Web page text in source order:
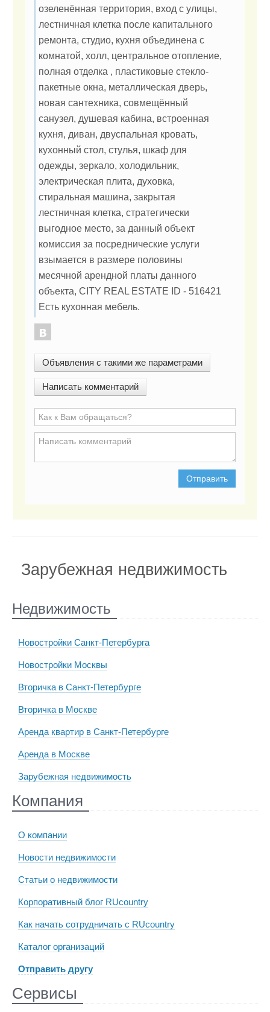
озеленённая территория, вход с улицы,
лестничная клетка после капитального
ремонта, студио, кухня объединена с
комнатой, холл, центральное отопление,
полная отделка , пластиковые стекло-
пакетные окна, металлическая дверь,
новая сантехника, совмещённый
санузел, душевая кабина, встроенная
кухня, диван, двуспальная кровать,
кухонный стол, стулья, шкаф для
одежды, зеркало, холодильник,
электрическая плита, духовка,
стиральная машина, закрытая
лестничная клетка, стратегически
выгодное место, за данный объект
комиссия за посреднические услуги
взымается в размере половины
месячной арендной платы данного
объекта, CITY REAL ESTATE ID - 516421
Есть кухонная мебель.
Объявления с такими же параметрами
Написать комментарий
Отправить
Зарубежная недвижимость
Недвижимость
Новостройки Санкт-Петербурга
Новостройки Москвы
Вторичка в Санкт-Петербурге
Вторичка в Москве
Аренда квартир в Санкт-Петербурге
Аренда в Москве
Зарубежная недвижимость
Компания
О компании
Новости недвижимости
Статьи о недвижимости
Корпоративный блог RUcountry
Как начать сотрудничать с RUcountry
Каталог организаций
Отправить другу
Сервисы